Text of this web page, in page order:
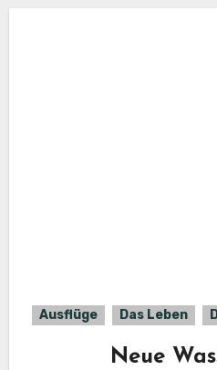
Ausflüge Das Leben
Neue